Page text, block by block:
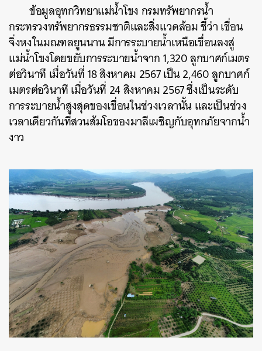
ข้อมูลอุทกวิทยาแม่น้ำโขง กรมทรัพยากรน้ำ
กระทรวงทรัพยากรธรรมชาติและสิ่งแวดล้อม ชี้ว่า เขื่อน
จิ่งหงในมณฑลยูนนาน มีการระบายน้ำเหนือเขื่อนลงสู่
แม่น้ำโขงโดยขยับการระบายน้ำจาก 1,320 ลูกบาศก์เมตร
ต่อวินาที เมื่อวันที่18 สิงหาคม 2567เป็น 2,460 ลูกบาศก์
เมตรต่อวินาที เมื่อวันที่ 24 สิงหาคม 2567ซึ่งเป็นระดับ
การระบายน้ำสูงสุดของเขื่อนในช่วงเวลานั้น และเป็นช่วง
เวลาเดียวกันที่สวนส้มโอของมาลีเผชิญกับอุทกภัยจากน้ำ
งาว